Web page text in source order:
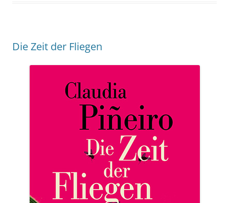
Die Zeit der Fliegen